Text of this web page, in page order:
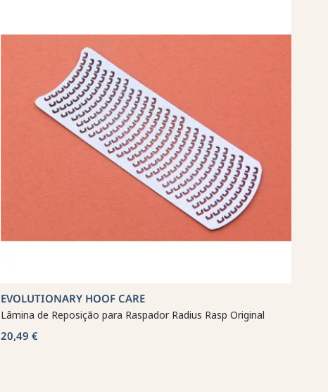
EVOLUTIONARY HOOF CARE
Lâmina de Reposição para Raspador Radius Rasp Original
20,49 €